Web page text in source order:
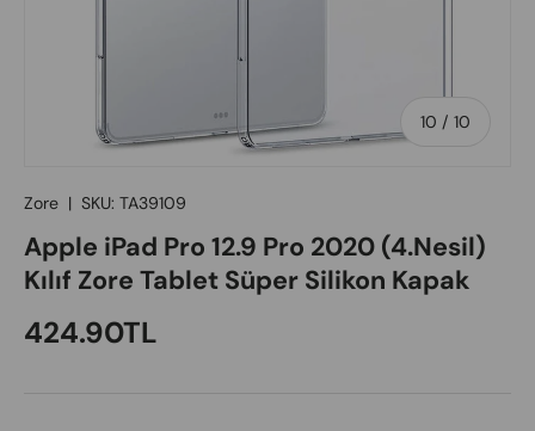
10 / of
10
Zore | SKU: TA39109
Apple iPad Pro 12.9 Pro 2020 (4.Nesil)
Kılıf Zore Tablet Süper Silikon Kapak
Regular price
424.90TL